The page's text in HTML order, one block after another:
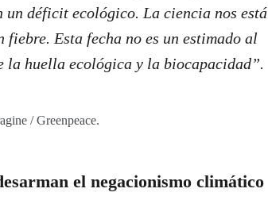
déficit ecológico. La ciencia nos está
Esta fecha no es un estimado al
la huella ecológica y la biocapacidad”.
/ Greenpeace.
el negacionismo climático